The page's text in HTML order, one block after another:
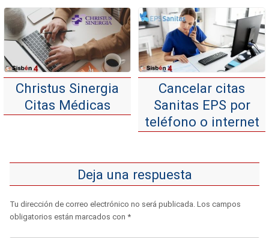
Christus Sinergia
Citas Médicas
Cancelar citas
Sanitas EPS por
teléfono o internet
Deja una respuesta
Tu dirección de correo electrónico no será publicada. Los campos
obligatorios están marcados con *